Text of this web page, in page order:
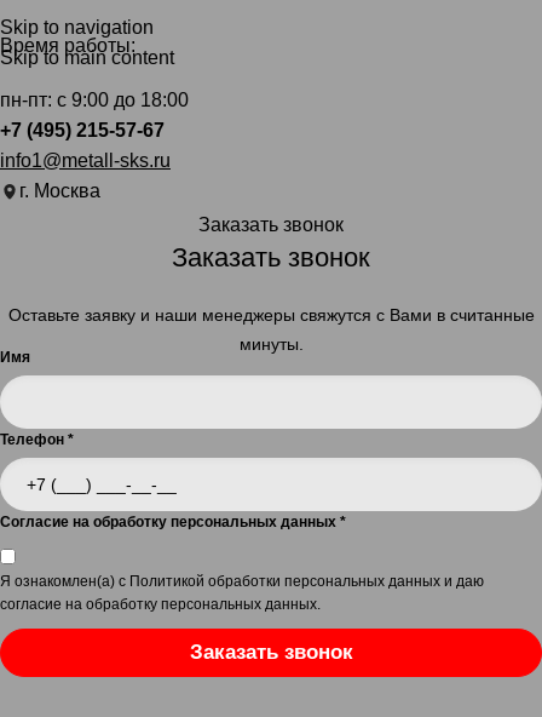
Skip to navigation
Skip to main content
Время работы:
пн-пт: с 9:00 до 18:00
+7 (495) 215-57-67
info1@metall-sks.ru
г. Москва
Заказать звонок
Заказать звонок
Оставьте заявку и наши менеджеры свяжутся с Вами в считанные
минуты.
Имя
Телефон *
Согласие на обработку персональных данных *
Я ознакомлен(а) с Политикой обработки персональных данных и даю
согласие на обработку персональных данных
Заказать звонок